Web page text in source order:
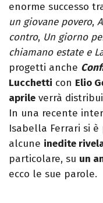
enorme successo
un giovane povero,
contro, Un giorno
chiamano estate e
progetti anche
Lucchetti con Elio
aprile verrà
In una recente
Isabella Ferrari si
alcune inedite
particolare, su un
ecco le sue parole.